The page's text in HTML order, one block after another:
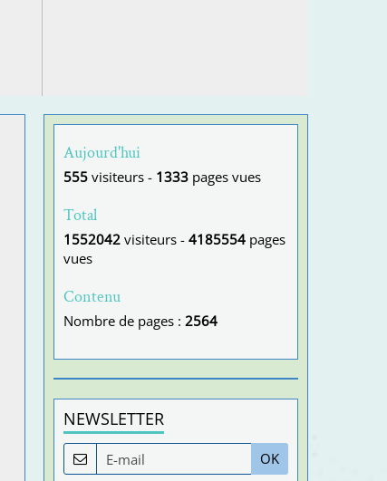
Aujourd'hui
555visiteurs - 1333pages vues
Total
1552042visiteurs - 4185554pages
vues
Contenu
Nombre de pages : 2564
NEWSLETTER
OK